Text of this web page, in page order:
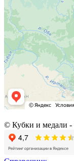
© Кубки и медали -